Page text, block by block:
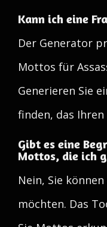
Kann ich eine
Der Generator
Mottos für
Generieren Sie
finden, das
Gibt es eine
Mottos, die ich
Nein, Sie
möchten. Das